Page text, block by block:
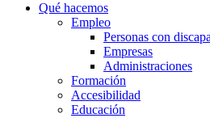
Qué hacemos
Empleo
Personas con
Empresas
Administraciones
Formación
Accesibilidad
Educación